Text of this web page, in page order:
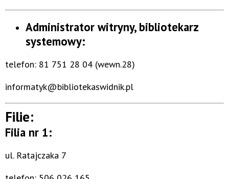
Administrator witryny, bibliotekarz
systemowy:
telefon: 81 751 28 04 (wewn.28)
informatyk@bibliotekaswidnik.pl
Filie:
Filia nr 1:
ul. Ratajczaka 7